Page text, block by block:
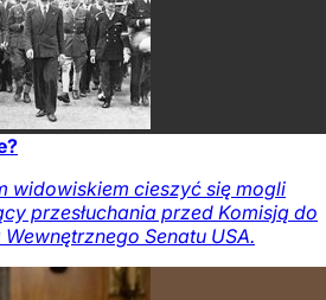
widowiskiem cieszyć się mogli
przesłuchania przed Komisją do
Senatu USA.